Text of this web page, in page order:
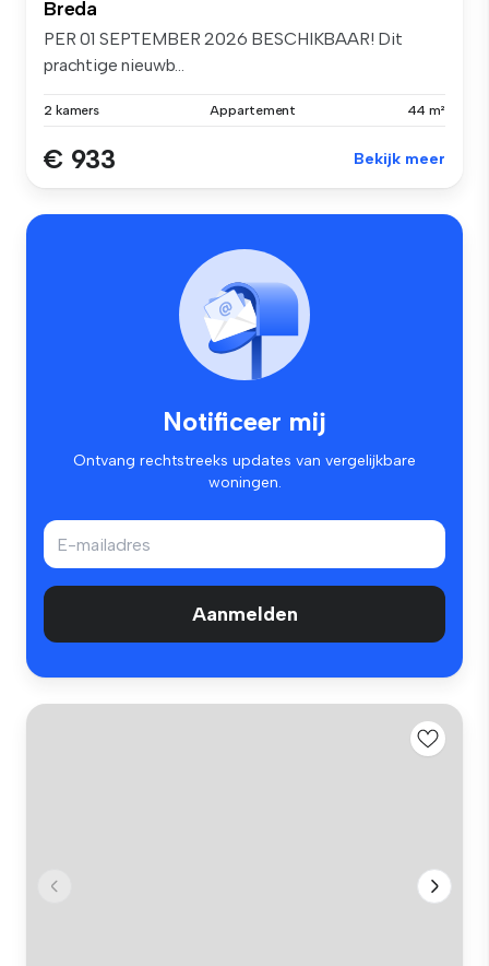
Breda
PER 01 SEPTEMBER 2026 BESCHIKBAAR! Dit
prachtige nieuwb...
2 kamers Appartement 44 m²
€ 933 Bekijk meer
Notificeer mij
Ontvang rechtstreeks updates van vergelijkbare
woningen.
Aanmelden